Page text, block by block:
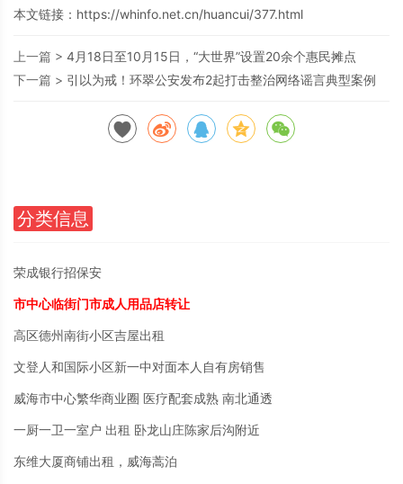
本文链接： https://whinfo.net.cn/huancui/377.html
上一篇 > 4月18日至10月15日，“大世界”设置20余个惠民摊点
下一篇 > 引以为戒！环翠公安发布2起打击整治网络谣言典型案例
分类信息
荣成银行招保安
市中心临街门市成人用品店转让
高区德州南街小区吉屋出租
文登人和国际小区新一中对面本人自有房销售
威海市中心繁华商业圈 医疗配套成熟 南北通透
一厨一卫一室户 出租 卧龙山庄陈家后沟附近
东维大厦商铺出租，威海蒿泊